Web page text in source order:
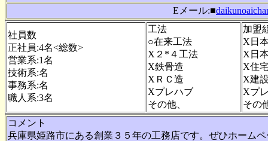
Eメール:■
社員数
正社員:4名<総数>
営業系:1名
技術系:名
事務系:名
職人系:3名
工法
○在来工法
X２*４工法
X鉄骨造
XＲＣ造
Xプレハブ
その他、
加盟
X日
X日
X住
X建
Xプ
その
コメント
兵庫県姫路市にある創業３５年の工務店です。ぜひホーム